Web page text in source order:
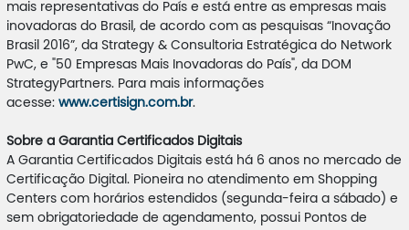
mais representativas do País e está entre as empresas mais
inovadoras do Brasil, de acordo com as pesquisas “Inovação
Brasil 2016”, da Strategy & Consultoria Estratégica do Network
PwC, e "50 Empresas Mais Inovadoras do País", da DOM
StrategyPartners. Para mais informações
acesse: www.certisign.com.br.
Sobre a Garantia Certificados Digitais
A Garantia Certificados Digitais está há 6 anos no mercado de
Certificação Digital. Pioneira no atendimento em Shopping
Centers com horários estendidos (segunda-feira a sábado) e
sem obrigatoriedade de agendamento, possui Pontos de